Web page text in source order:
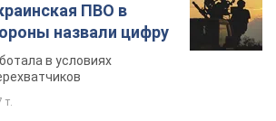
ПВО в
назвали цифру
в условиях
т.